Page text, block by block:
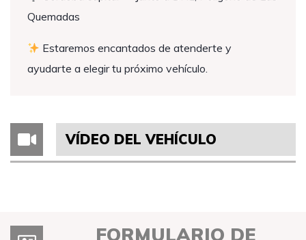
Quemadas
Estaremos encantados de atenderte y
ayudarte a elegir tu próximo vehículo.
VÍDEO DEL VEHÍCULO
FORMULARIO DE